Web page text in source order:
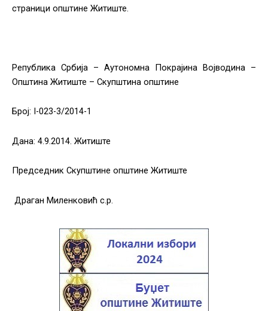
страници општине Житиште.
Република Србија – Аутономна Покрајина Војводина –
Општина Житиште – Скупштина општине
Број: I-023-3/2014-1
Дана: 4.9.2014. Житиште
Председник Скупштине општине Житиште
Драган Миленковић с.р.